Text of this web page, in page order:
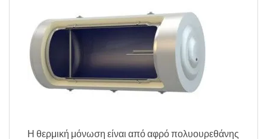
Η θερμική μόνωση είναι από αφρό πολυουρεθάνης